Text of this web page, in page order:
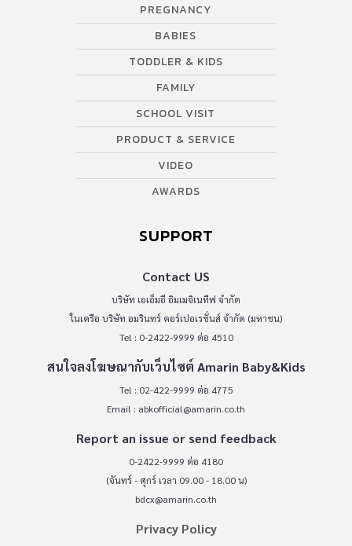
PREGNANCY
BABIES
TODDLER & KIDS
FAMILY
SCHOOL VISIT
PRODUCT & SERVICE
VIDEO
AWARDS
SUPPORT
Contact US
บริษัท เอเอ็มอี อิมเมจิเนทีฟ จำกัด
ในเครือ บริษัท อมรินทร์ คอร์เปอเรชั่นส์ จำกัด (มหาชน)
Tel : 0-2422-9999 ต่อ 4510
สนใจลงโฆษณากับเว็บไซต์ Amarin Baby&Kids
Tel : 02-422-9999 ต่อ 4775
Email : abkofficial@amarin.co.th
Report an issue or send feedback
0-2422-9999 ต่อ 4180
(จันทร์ - ศุกร์ เวลา 09.00 - 18.00 น)
bdcx@amarin.co.th
Privacy Policy